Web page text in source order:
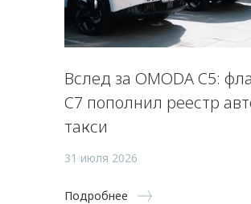
Вслед за OMODA C5:
C7 пополнил реестр
такси
31 июля 2026
Подробнее